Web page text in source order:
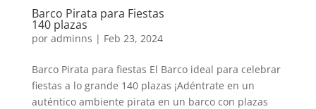
Barco Pirata para Fiestas
140 plazas
por adminns | Feb 23, 2024
Barco Pirata para fiestas El Barco ideal para celebrar
fiestas a lo grande 140 plazas ¡Adéntrate en un
auténtico ambiente pirata en un barco con plazas